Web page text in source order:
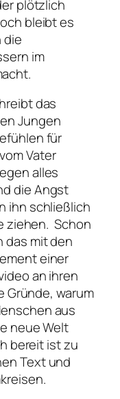
plötzlich
bleibt es
die
im
das
Jungen
für
Vater
alles
die Angst
ihn schließlich
ziehen. Schon
mit den
einer
an ihren
Gründe, warum
aus
neue Welt
bereit ist zu
Text und